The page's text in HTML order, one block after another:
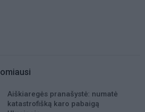
Aiškiaregės pranašystė: numatė
katastrofišką karo pabaigą